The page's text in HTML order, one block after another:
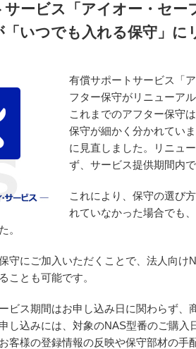
サービス「アイオー・セー
「いつでも入れる保守」に
有償サポートサービス「
フター保守がリニューアル
これまでのアフター保守
保守が細かく分かれてい
に見直しました。リニュ
ず、サービス提供期間内
これにより、保守の選び
れていなかった場合でも
。
守にご加入いただくことで、法人向
ことも可能です。
ビス期間はお申し込み日に関わらず、
し込みには、対象のNAS型番のご購入
客様の登録情報の反映や保守部材の手